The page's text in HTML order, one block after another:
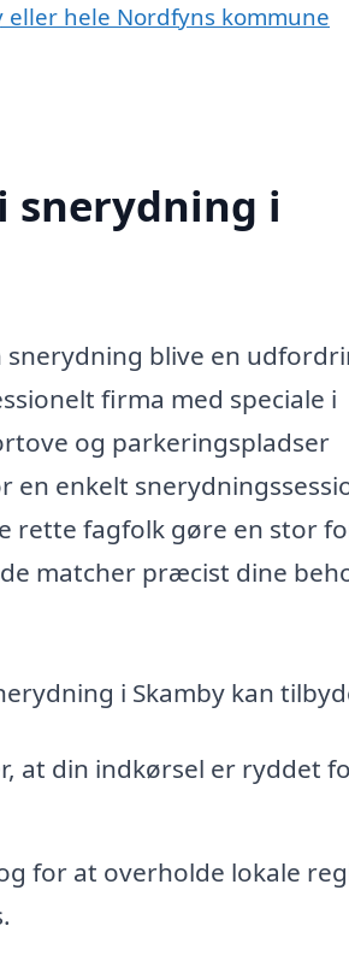
hele Nordfyns kommune
snerydning i
blive en
firma med speciale i
og parkeringspladser
enkelt
rette fagfolk gøre en stor
matcher præcist dine
i Skamby kan
at din indkørsel er ryddet
for at overholde lokale